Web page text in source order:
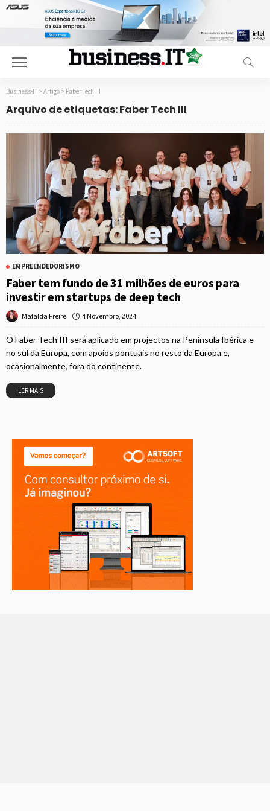
Business-IT > Artigo > Faber Tech III
Arquivo de etiquetas: Faber Tech III
EMPREENDEDORISMO
Faber tem fundo de 31 milhões de euros para
investir em startups de deep tech
Mafalda Freire 4 Novembro, 2024
O Faber Tech III será aplicado em projectos na Península Ibérica e
no sul da Europa, com apoios pontuais no resto da Europa e,
ocasionalmente, fora do continente.
LER MAIS